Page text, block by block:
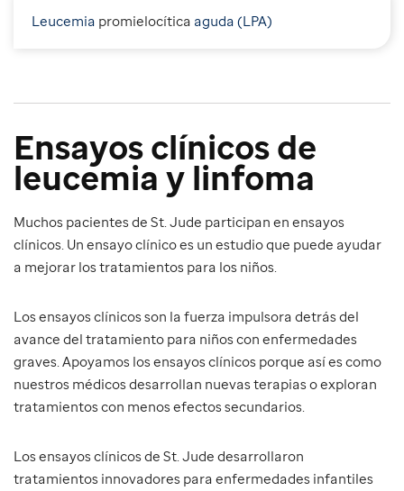
Leucemia promielocítica aguda (LPA)
Ensayos clínicos de
leucemia y linfoma
Muchos pacientes de St. Jude participan en ensayos
clínicos. Un ensayo clínico es un estudio que puede ayudar
a mejorar los tratamientos para los niños.
Los ensayos clínicos son la fuerza impulsora detrás del
avance del tratamiento para niños con enfermedades
graves. Apoyamos los ensayos clínicos porque así es como
nuestros médicos desarrollan nuevas terapias o exploran
tratamientos con menos efectos secundarios.
Los ensayos clínicos de St. Jude desarrollaron
tratamientos innovadores para enfermedades infantiles